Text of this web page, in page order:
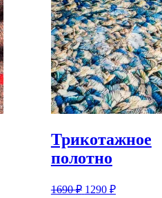
Трикотажное
полотно
1690₽ 1290 ₽